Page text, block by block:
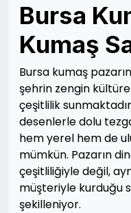
Bursa
Kumaş
Bursa kumaş
şehrin zengin
çeşitlilik
desenlerle dolu
hem yerel hem de
mümkün. Pazarın
çeşitliliğiyle değil,
müşteriyle kurduğu
şekilleniyor.